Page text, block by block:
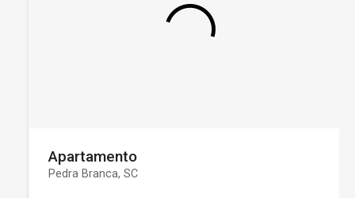
Apartamento
Pedra Branca, SC